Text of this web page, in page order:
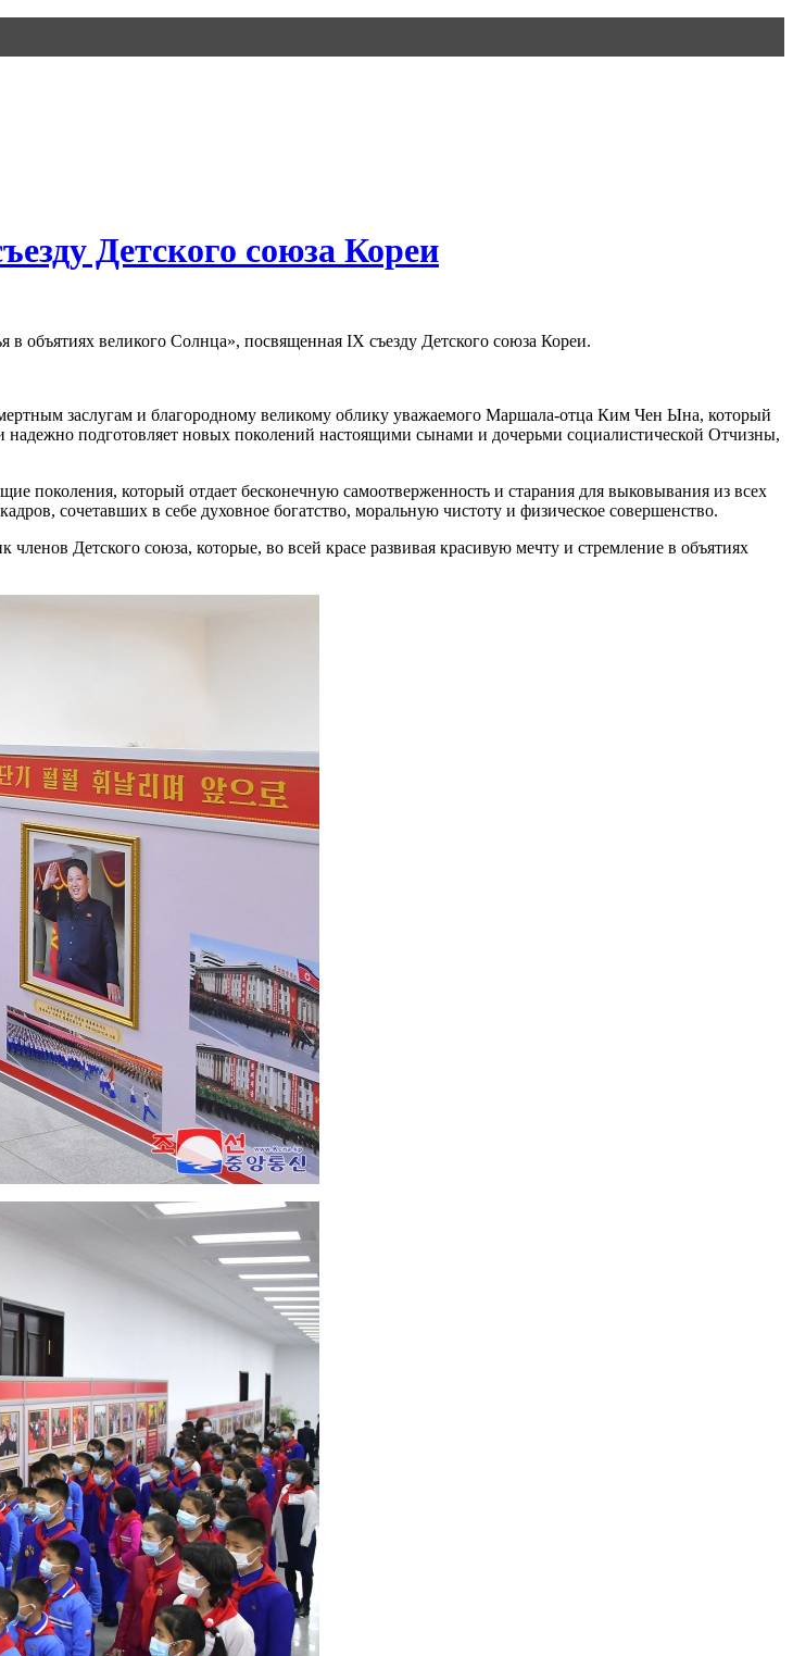
Детского союза Кореи
объятиях великого Солнца», посвященная IX съезду Детского союза Кореи.
заслугам и благородному великому облику уважаемого Маршала-отца Ким Чен Ына, который
подготовляет новых поколений настоящими сынами и дочерьми социалистической Отчизны,
поколения, который отдает бесконечную самоотверженность и старания для выковывания из всех
сочетавших в себе духовное богатство, моральную чистоту и физическое совершенство.
Детского союза, которые, во всей красе развивая красивую мечту и стремление в объятиях